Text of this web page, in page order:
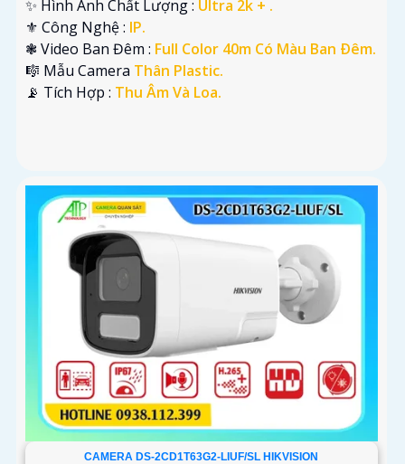
✨ Hình Ành Chất Lượng : Ultra 2k + .
⚜️ Công Nghệ : IP.
❃ Video Ban Đêm : Full Color 40m Có Màu Ban Ðêm.
🎼️ Mẫu Camera Thân Plastic.
️📡 Tích Hợp : Thu Âm Và Loa.
CAMERA DS-2CD1T63G2-LIUF/SL HIKVISION